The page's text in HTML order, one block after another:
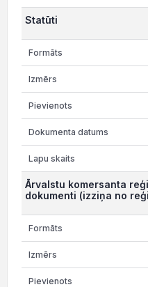
Statūti
Ārvalstu komersanta
dokumenti (izziņa no